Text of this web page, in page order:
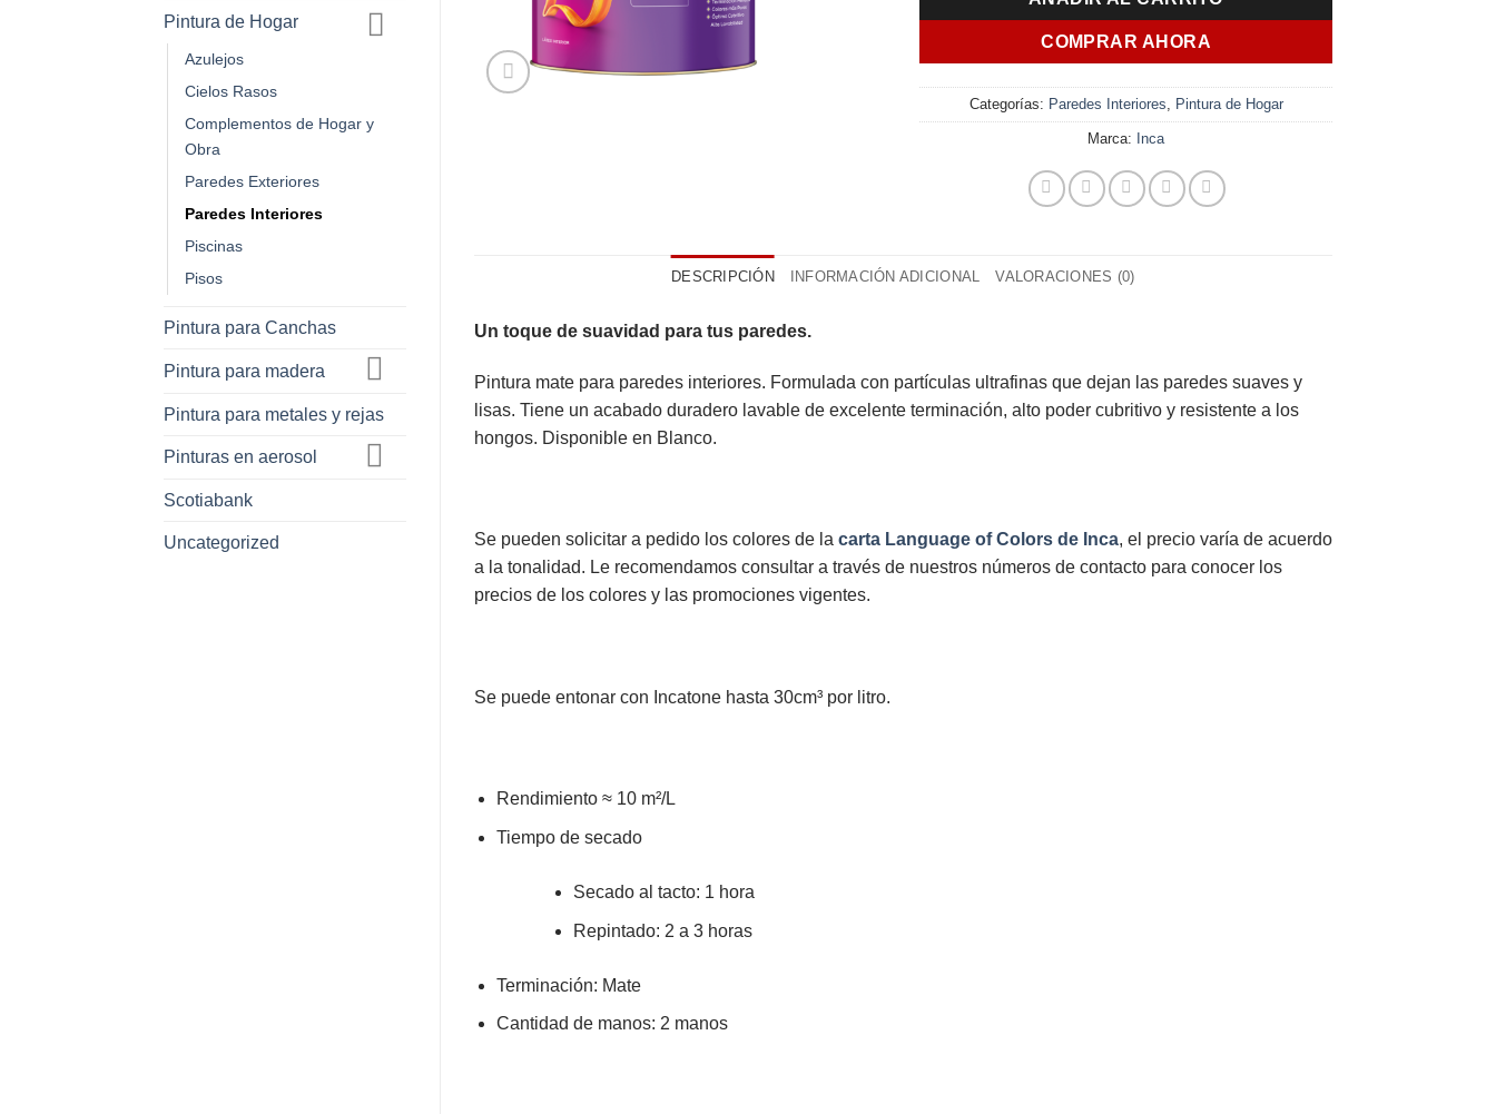
Pintura de Hogar
Azulejos
Cielos Rasos
Complementos de Hogar y
Obra
Paredes Exteriores
Paredes Interiores
Piscinas
Pisos
Pintura para Canchas
Pintura para madera
Pintura para metales y rejas
Pinturas en aerosol
Scotiabank
Uncategorized
$ 14.157,00.
COMPRAR AHORA
Categorías: Paredes Interiores Pintura de Hogar
Marca: Inca
DESCRIPCIÓN INFORMACIÓN ADICIONAL VALORACIONES (0)
Un toque de suavidad para tus paredes.
Pintura mate para paredes interiores. Formulada con partículas ultrafinas que dejan las paredes suaves y
lisas. Tiene un acabado duradero lavable de excelente terminación, alto poder cubritivo y resistente a los
hongos. Disponible en Blanco.
Se pueden solicitar a pedido los colores de la carta Language of Colors de Inca, el precio varía de acuerdo
a la tonalidad. Le recomendamos consultar a través de nuestros números de contacto para conocer los
precios de los colores y las promociones vigentes.
Se puede entonar con Incatone hasta 30cm³ por litro.
Rendimiento≈ 10 m²/L
Tiempo de secado
Secado al tacto: 1 hora
Repintado: 2 a 3 horas
Terminación: Mate
Cantidad de manos: 2 manos